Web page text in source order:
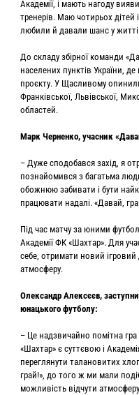
Академії, і мають нагоду
тренерів. Маю чотирьох дітей
любили й давали шанс у житті.
До складу збірної команди
населених пунктів України,
проєкту. У Щасливому
Франківської, Львівської,
областей.
Марк Черненко, учасник
– Дуже сподобався захід, я
познайомився з багатьма
обожнюю забивати і бути
працювати надалі. «Давай,
Під час матчу за юними
Академії ФК «Шахтар». Для
себе, отримати новий
атмосферу.
Олександр Алексєєв,
юнацького футболу:
– Це надзвичайно помітна
«Шахтар» є суттєвою і
переглянути талановитих
грай!», до того ж ми мали
можливість відчути